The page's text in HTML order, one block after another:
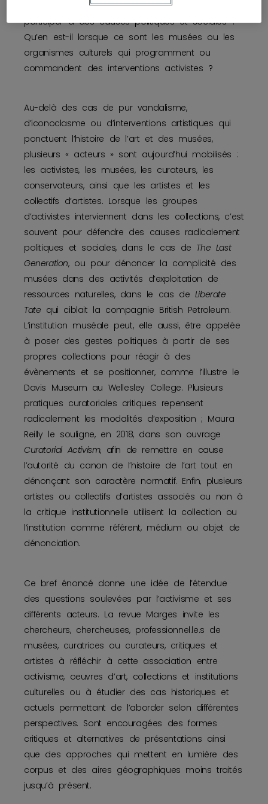
devenir un « acteur » de changement et
participer à des causes politiques et sociales ?
Qu’en est-il lorsque ce sont les musées ou les
organismes culturels qui programment ou
commandent des interventions activistes ?
Au-delà des cas de pur vandalisme,
d’iconoclasme ou d’interventions artistiques qui
ponctuent l’histoire de l’art et des musées,
plusieurs « acteurs » sont aujourd’hui mobilisés :
les activistes, les musées, les curateurs, les
conservateurs, ainsi que les artistes et les
collectifs d’artistes. Lorsque les groupes
d’activistes interviennent dans les collections, c’est
souvent pour défendre des causes radicalement
politiques et sociales, dans le cas de The Last
Generation, ou pour dénoncer la complicité des
musées dans des activités d’exploitation de
ressources naturelles, dans le cas de Liberate
Tate qui ciblait la compagnie British Petroleum.
L’institution muséale peut, elle aussi, être appelée
à poser des gestes politiques à partir de ses
propres collections pour réagir à des
évènements et se positionner, comme l’illustre le
Davis Museum au Wellesley College. Plusieurs
pratiques curatoriales critiques repensent
radicalement les modalités d’exposition ; Maura
Reilly le souligne, en 2018, dans son ouvrage
Curatorial Activism, afin de remettre en cause
l’autorité du canon de l’histoire de l’art tout en
dénonçant son caractère normatif. Enfin, plusieurs
artistes ou collectifs d’artistes associés ou non à
la critique institutionnelle utilisent la collection ou
l’institution comme référent, médium ou objet de
dénonciation.
Ce bref énoncé donne une idée de l’étendue
des questions soulevées par l’activisme et ses
différents acteurs. La revue Marges invite les
chercheurs, chercheuses, professionnel.le.s de
musées, curatrices ou curateurs, critiques et
artistes à réfléchir à cette association entre
activisme, oeuvres d’art, collections et institutions
culturelles ou à étudier des cas historiques et
actuels permettant de l’aborder selon différentes
perspectives. Sont encouragées des formes
critiques et alternatives de présentations ainsi
que des approches qui mettent en lumière des
corpus et des aires géographiques moins traités
jusqu’à présent.